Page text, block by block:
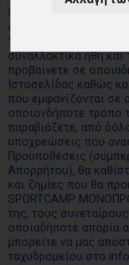
Όρους και
οδηγίες πρόσβασης ή
Υποχρεούστε να
συναλλακτικά ήθη
προβαίνετε σε
Ιστοσελίδας καθώς
που εμφανίζονται σε
οποιονδήποτε τρόπο
παραβιάζετε, από
υποχρεώσεις που
Προϋποθέσεις
Απορρήτου), θα
και ζημίες που θα
SPORTCAMP
της, τους
οποιαδήποτε απορία
μπορείτε να μας
ταχυδρομείου στο